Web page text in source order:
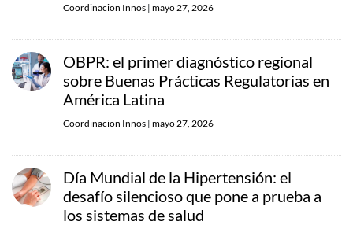
Coordinacion Innos | mayo 27, 2026
OBPR: el primer diagnóstico regional
sobre Buenas Prácticas Regulatorias en
América Latina
Coordinacion Innos | mayo 27, 2026
Día Mundial de la Hipertensión: el
desafío silencioso que pone a prueba a
los sistemas de salud